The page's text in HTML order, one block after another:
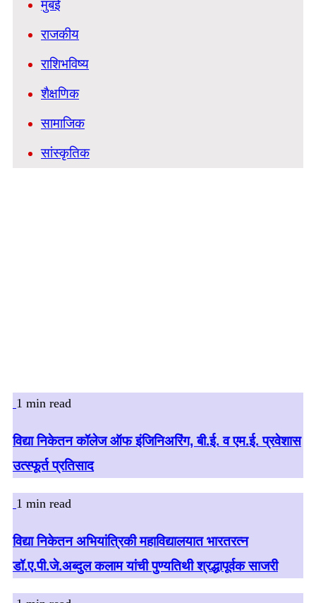
मुंबई
राजकीय
राशिभविष्य
शैक्षणिक
सामाजिक
सांस्कृतिक
1 min read
विद्या निकेतन कॉलेज ऑफ इंजिनिअरिंग, बी.ई. व एम.ई. प्रवेशास
उत्स्फूर्त प्रतिसाद
1 min read
विद्या निकेतन अभियांत्रिकी महाविद्यालयात भारतरत्न
डॉ.ए.पी.जे.अब्दुल कलाम यांची पुण्यतिथी श्रद्धापूर्वक साजरी